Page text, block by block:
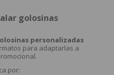
golosinas
personalizadas
para adaptarlas a
por: